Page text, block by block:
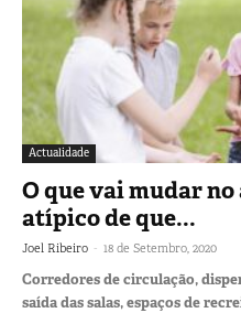
Actualidade
O que vai mudar
atípico de que...
Joel Ribeiro - 18 de Setembro, 2020
Corredores de circulação,
saída das salas, espaços de